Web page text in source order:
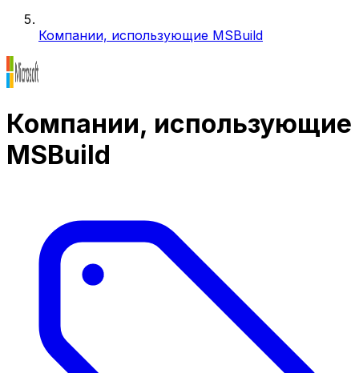
Компании, использующие MSBuild
Компании, использующие
MSBuild